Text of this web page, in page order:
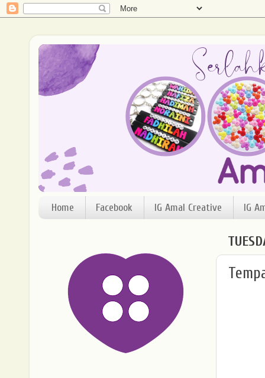
Home Facebook IG Amal Creative IG